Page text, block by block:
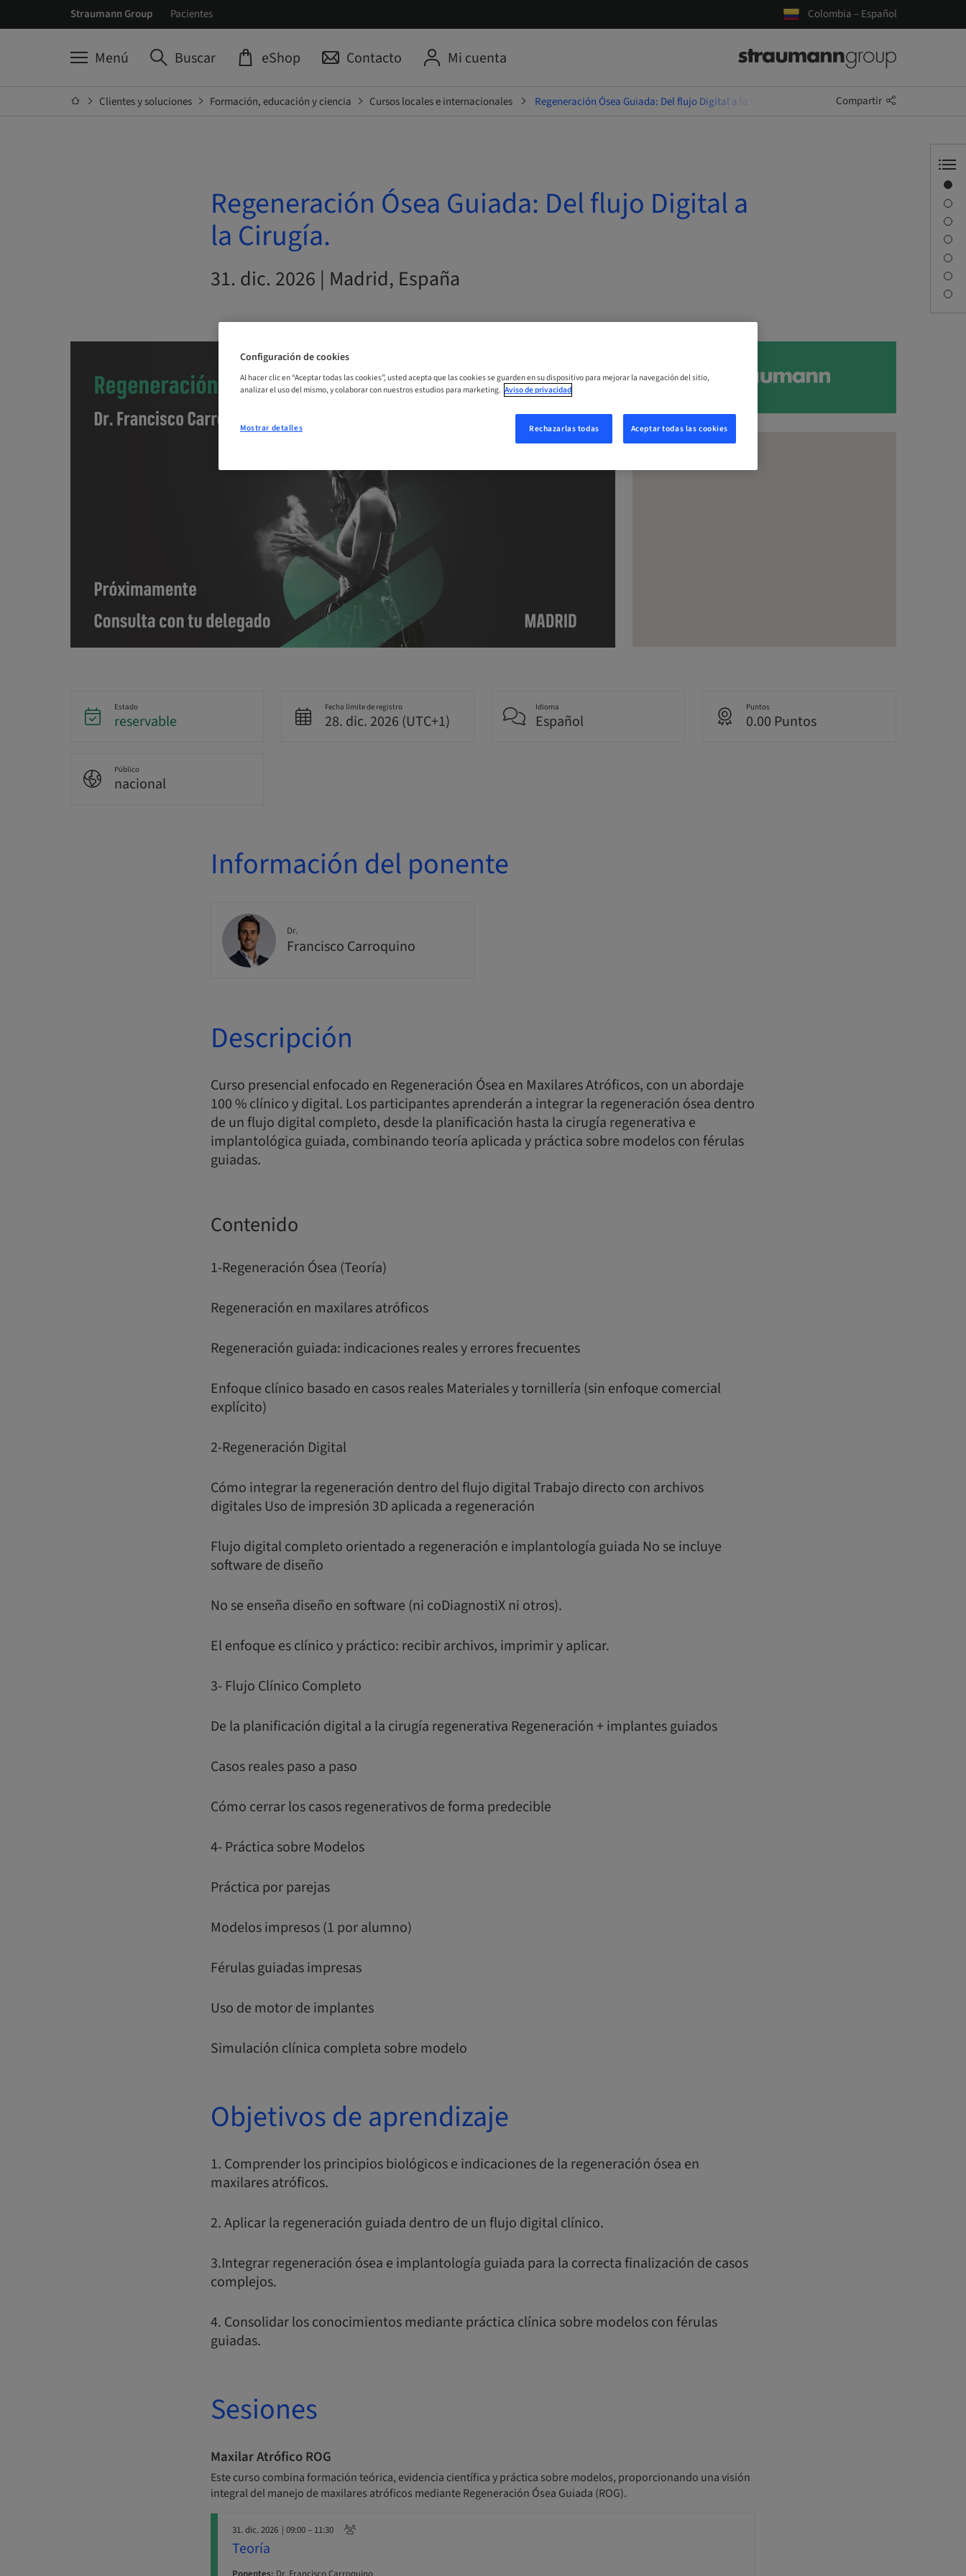
Straumann Group Pacientes Colombia – Español
Menú Buscar eShop Contacto Mi cuenta
Clientes y soluciones Formación, educación y ciencia Cursos locales e internacionales Regeneración Ósea Guiada: Del flujo Digital a la Cirugía. Compartir
Regeneración Ósea Guiada: Del flujo Digital a
la Cirugía.
31. dic. 2026 | Madrid, España
Estado
reservable
Fecha límite de registro
28. dic. 2026 (UTC+1)
Idioma
Español
Puntos
0.00 Puntos
Público
nacional
Información del ponente
Dr.
Francisco Carroquino
Descripción
Curso presencial enfocado en Regeneración Ósea en Maxilares Atróficos, con un abordaje
100 % clínico y digital. Los participantes aprenderán a integrar la regeneración ósea dentro
de un flujo digital completo, desde la planificación hasta la cirugía regenerativa e
implantológica guiada, combinando teoría aplicada y práctica sobre modelos con férulas
guiadas.
Contenido
1-Regeneración Ósea (Teoría)
Regeneración en maxilares atróficos
Regeneración guiada: indicaciones reales y errores frecuentes
Enfoque clínico basado en casos reales Materiales y tornillería (sin enfoque comercial
explícito)
2-Regeneración Digital
Cómo integrar la regeneración dentro del flujo digital Trabajo directo con archivos
digitales Uso de impresión 3D aplicada a regeneración
Flujo digital completo orientado a regeneración e implantología guiada No se incluye
software de diseño
No se enseña diseño en software (ni coDiagnostiX ni otros).
El enfoque es clínico y práctico: recibir archivos, imprimir y aplicar.
3- Flujo Clínico Completo
De la planificación digital a la cirugía regenerativa Regeneración + implantes guiados
Casos reales paso a paso
Cómo cerrar los casos regenerativos de forma predecible
4- Práctica sobre Modelos
Práctica por parejas
Modelos impresos (1 por alumno)
Férulas guiadas impresas
Uso de motor de implantes
Simulación clínica completa sobre modelo
Objetivos de aprendizaje
1. Comprender los principios biológicos e indicaciones de la regeneración ósea en
maxilares atróficos.
2. Aplicar la regeneración guiada dentro de un flujo digital clínico.
3.Integrar regeneración ósea e implantología guiada para la correcta finalización de casos
complejos.
4. Consolidar los conocimientos mediante práctica clínica sobre modelos con férulas
guiadas.
Sesiones
Maxilar Atrófico ROG
Este curso combina formación teórica, evidencia científica y práctica sobre modelos, proporcionando una visión
integral del manejo de maxilares atróficos mediante Regeneración Ósea Guiada (ROG).
31. dic. 2026 | 09:00 – 11:30
Teoría
Configuración de cookies
Al hacer clic en “Aceptar todas las cookies”, usted acepta que las cookies se guarden en su dispositivo para mejorar la navegación del sitio,
analizar el uso del mismo, y colaborar con nuestros estudios para marketing. Aviso de privacidad
Rechazarlas todas Aceptar todas las cookies
Mostrar detalles